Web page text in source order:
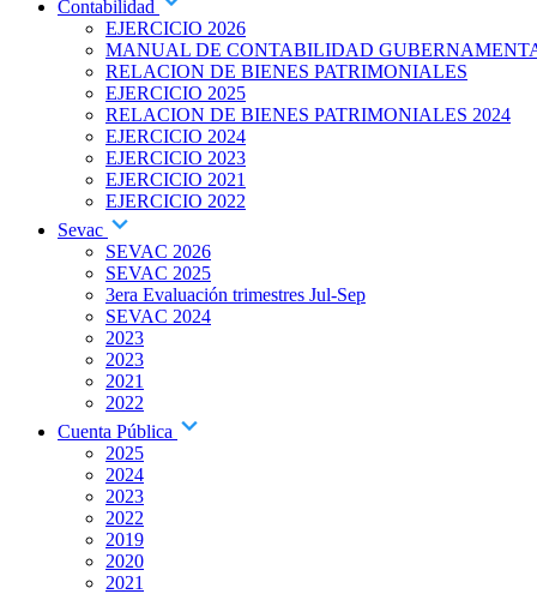
Contabilidad
EJERCICIO 2026
MANUAL DE CONTABILIDAD
RELACION DE BIENES PATRIMONIALES
EJERCICIO 2025
RELACION DE BIENES PATRIMONIALES 2024
EJERCICIO 2024
EJERCICIO 2023
EJERCICIO 2021
EJERCICIO 2022
Sevac
SEVAC 2026
SEVAC 2025
3era Evaluación trimestres Jul-Sep
SEVAC 2024
2023
2023
2021
2022
Cuenta Pública
2025
2024
2023
2022
2019
2020
2021